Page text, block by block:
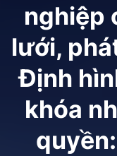
nghiệp
lưới,
Định
khóa